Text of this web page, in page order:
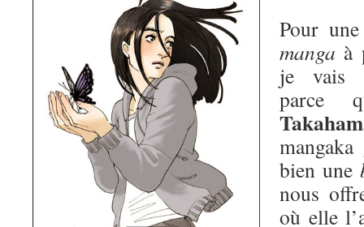
Pour
manga à
je vais
mangaka
bien une
nous
où elle